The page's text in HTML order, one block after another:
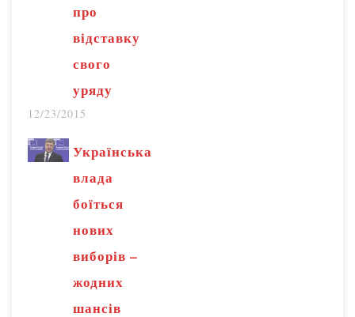
про
відставку
свого
уряду
12/23/2015
Українська
влада
боїться
нових
виборів –
жодних
шансів